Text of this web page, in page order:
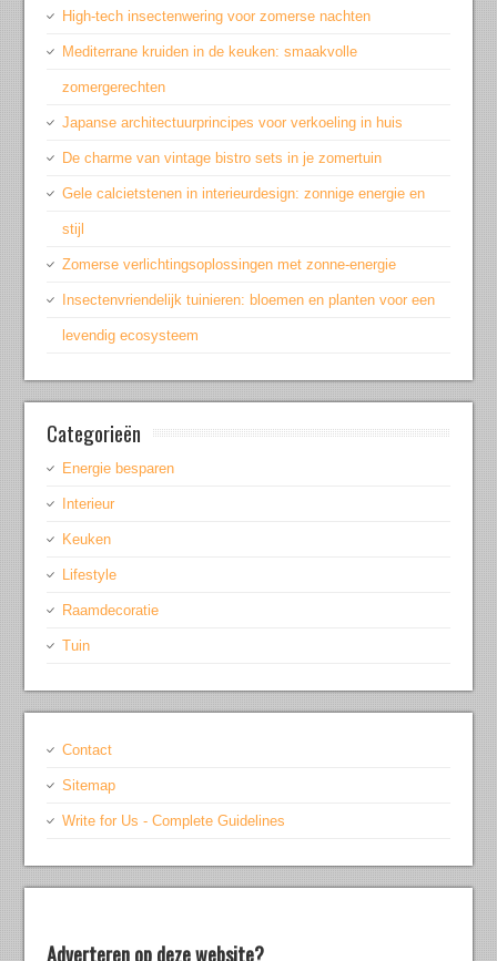
High-tech insectenwering voor zomerse nachten
Mediterrane kruiden in de keuken: smaakvolle
zomergerechten
Japanse architectuurprincipes voor verkoeling in huis
De charme van vintage bistro sets in je zomertuin
Gele calcietstenen in interieurdesign: zonnige energie en
stijl
Zomerse verlichtingsoplossingen met zonne-energie
Insectenvriendelijk tuinieren: bloemen en planten voor een
levendig ecosysteem
Categorieën
Energie besparen
Interieur
Keuken
Lifestyle
Raamdecoratie
Tuin
Contact
Sitemap
Write for Us - Complete Guidelines
Adverteren op deze website?